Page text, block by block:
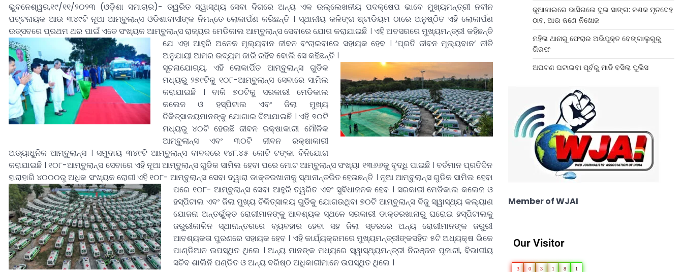
ଭୁବନେଶ୍ୱର,୧୯/୧୧/୨୦୨୩ (ଓଡ଼ିଶା ସମାଚାର)- ତ୍ୱରିତ ସ୍ୱାସ୍ଥ୍ୟ ସେବା ଦିଗରେ ଅନ୍ୟ ଏକ ଉଲ୍ଲେଖନୀୟ ପଦକ୍ଷେପ ଭାବେ ମୁଖ୍ୟମନ୍ତ୍ରୀ ନବୀନ
ପଟ୍ଟନାୟକ ଆଉ ୩୪୯ଟି ନୂଆ ଆମ୍ବୁଲାନ୍ସ ଓଡିଶାବାସୀଙ୍କ ନିମନ୍ତେ ଲୋକାର୍ପଣ କରିଛନ୍ତି । ସ୍ଥାନୀୟ କଳିଙ୍ଗ ଷ୍ଟାଡିୟମ ଠାରେ ଅନୁଷ୍ଠିତ ଏହି ଲୋକାର୍ପଣ
ଉତ୍ସବରେ ପ୍ରଥମ ଥର ପାଇଁ ଏତେ ସଂଖ୍ୟକ ଆମ୍ବୁଲାନ୍ସ ରାଜ୍ୟର ମେଡିକାଲ ଆମ୍ବୁଲାନ୍ସ ସେବାରେ ଯୋଗ କରାଯାଇଛି । ଏହି ଅବସରରେ ମୁଖ୍ୟମନ୍ତ୍ରୀ କହିଛନ୍ତି
ଯେ ଏହା ଆହୁରି ଅନେକ ମୂଲ୍ୟବାନ ଜୀବନ ବଂଚାଇବାରେ ସହାୟକ ହେବ । ‘ପ୍ରତି ଜୀବନ ମୂଲ୍ୟବାନ’ ନୀତି
ଅନୁଯାୟୀ ଆମର ଉଦ୍ୟମ ଜାରି ରହିବ ବୋଲି ସେ କହିଛନ୍ତି ।
ସୂଚନାଯୋଗ୍ୟ, ଏହି ଲୋକାର୍ପିତ ଆମ୍ବୁଲାନ୍ସ ଗୁଡିକ
ମଧ୍ୟରୁ ୨୭୯ଟିକୁ ୧୦୮-ଆମ୍ବୁଲାନ୍ସ ସେବାରେ ସାମିଲ
କରାଯାଇଛି । ବାକି ୭୦ଟିକୁ ସରକାରୀ ମେଡିକାଲ
କଲେଜ ଓ ହସ୍ପିଟାଲ ଏବଂ ଜିଲା ମୁଖ୍ୟ
ଚିକିତ୍ସାଳୟମାନଙ୍କୁ ଯୋଗାଇ ଦିଆଯାଇଛି । ଏହି ୭୦ଟି
ମଧ୍ୟରୁ ୪୦ଟି ହେଉଛି ଜୀବନ ରକ୍ଷାକାରୀ ମୌଳିକ
ଆମ୍ବୁଲାନ୍ସ ଏବଂ ୩୦ଟି ଜୀବନ ରକ୍ଷାକାରୀ
ଅତ୍ୟାଧୁନିକ ଆମ୍ବୁଲାନ୍ସ । ସମୁଦାୟ ୩୪୯ଟି ଆମ୍ବୁଲାନ୍ସ ବାବଦରେ ୧୪୮.୪୫ କୋଟି ଟଙ୍କା ବିନିଯୋଗ
କରାଯାଇଛି । ୧୦୮-ଆମ୍ବୁଲାନ୍ସ ସେବାରେ ଏହି ନୂଆ ଆମ୍ବୁଲାନ୍ସ ଗୁଡିକ ସାମିଲ ହେବା ପରେ ମୋଟ ଆମ୍ବୁଲାନ୍ସ ସଂଖ୍ୟା ୧୩୬୬କୁ ବୃଦ୍ଧି ପାଇଛି । ବର୍ତମାନ ପ୍ରତିଦିନ
ହାରାହାରି ୪୦୦୦ରୁ ଅଧିକ ସଂଖ୍ୟକ ରୋଗୀ ଏହି ୧୦୮- ଆମ୍ବୁଲାନ୍ସ ସେବା ଦ୍ୱାରା ଡାକ୍ତରଖାନାକୁ ସ୍ଥାନାନ୍ତରିତ ହେଉଛନ୍ତି । ନୂଆ ଆମ୍ବୁଲାନ୍ସ ଗୁଡିକ ସାମିଲ ହେବା
ପରେ ୧୦୮- ଆମ୍ବୁଲାନ୍ସ ସେବା ଆହୁରି ତ୍ୱରିତ ଏବଂ ସୁବିଧାଜନକ ହେବ । ସରକାରୀ ମେଡିକାଲ କଲେଜ ଓ
ହସ୍ପିଟାଲ ଏବଂ ଜିଲା ମୁଖ୍ୟ ଚିକିତ୍ସାଳୟ ଗୁଡିକୁ ଯୋଗଉଥିବା ୭୦ଟି ଆମ୍ବୁଲାନ୍ସ ବିଜୁ ସ୍ୱାସ୍ଥ୍ୟ କଲ୍ୟାଣ
ଯୋଜନା ଅନ୍ତର୍ଭୁକ୍ତ ରୋଗୀମାନଙ୍କୁ ଆବଶ୍ୟକ ସ୍ଥଳେ ସରକାରୀ ଡାକ୍ତରଖାନାରୁ ଘରୋଇ ହସ୍ପିଟାଲକୁ
ଜରୁରୀକାଳିନ ସ୍ଥାନାନ୍ତରରେ ବ୍ୟବହାର ହେବା ସହ ଜିଲା ସ୍ତରରେ ଅନ୍ୟ ରୋଗୀମାନଙ୍କ ଜରୁରୀ
ଆବଶ୍ୟକତା ପୁରଣରେ ସହାୟକ ହେବ । ଏହି କାର୍ଯ୍ୟକ୍ରମରେ ମୁଖ୍ୟମନ୍ତ୍ରୀଙ୍କସହିତ ୫ଟି ଅଧ୍ୟକ୍ଷ ଭିକେ
ପାଣ୍ଡିଆନ ଉପସ୍ଥିତ ଥିଲେ । ଅନ୍ୟ ମାନଙ୍କ ମଧ୍ୟରେ ସ୍ୱାସ୍ଥ୍ୟମନ୍ତ୍ରୀ ନିରଞ୍ଜନ ପୂଜାରୀ, ବିଭାଗୀୟ
ସଚିବ ଶାଲିନି ପଣ୍ଡିତ ଓ ଅନ୍ୟ ବରିଷ୍ଠ ଅଧିକାରୀମାନେ ଉପସ୍ଥିତ ଥିଲେ ।
କୁଆଖାଇରେ ଭାସିଗଲେ ଦୁଇ ସାଙ୍ଗ: ଜଣକ ମୃତଦେହ
ଠାବ, ଆଉ ଜଣେ ନିଖୋଜ
ମହିଳା ଥାନାରୁ ଫେରାର ଅଭିଯୁକ୍ତ ବେଙ୍ଗାଲୁରୁରୁ
ଗିରଫ
ଅଘଟଣ ଘଟାଇବା ପୂର୍ବରୁ ମାଡି ବସିଲା ପୁଲିସ
Member of WJAI
Our Visitor
3 0 3 1 8 1